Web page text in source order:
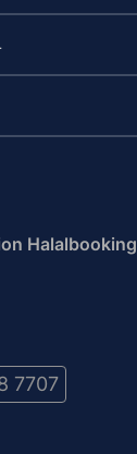
Halalbooking
7707